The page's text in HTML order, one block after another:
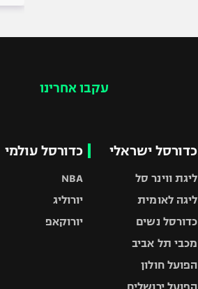
עקבו אחרינו
כדורסל ישראלי
ליגת ווינר סל
ליגה לאומית
כדורסל נשים
מכבי תל אביב
הפועל חולון
הפועל ירושלים
כדורסל עולמי
NBA
יורוליג
יורוקאפ